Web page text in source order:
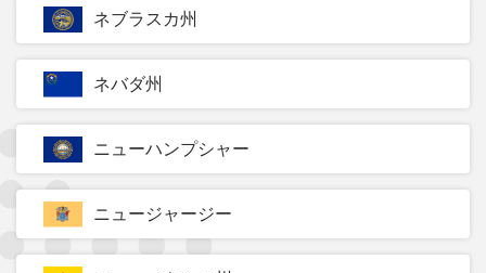
ネブラスカ州
ネバダ州
ニューハンプシャー
ニュージャージー